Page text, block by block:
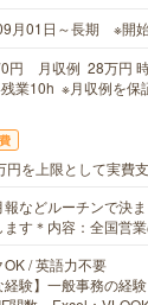
月01日～長期 ※開
円 月収例 28万円
業10h ※月収例を保
円を上限として実費
報などルーチンで決
ます＊内容：全国営
OK / 英語力不要
経験】一般事務の